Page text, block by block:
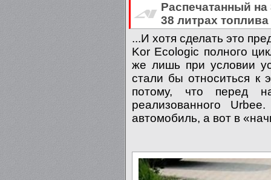
Распечатанный
38 литрах топлива
...И хотя сделать это
Kor Ecologic полного
же лишь при условии
стали бы относиться к
потому, что перед
реализованного
автомобиль, а вот в